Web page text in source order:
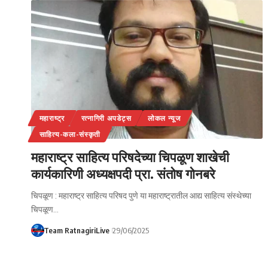
महाराष्ट्र रत्नागिरी अपडेट्स
लोकल न्यूज
साहित्य-कला-संस्कृती
महाराष्ट्र साहित्य परिषदेच्या चिपळूण शाखेची
कार्यकारिणी अध्यक्षपदी प्रा. संतोष गोनबरे
चिपळूण : महाराष्ट्र साहित्य परिषद पुणे या महाराष्ट्रातील आद्य साहित्य संस्थेच्या
चिपळूण…
Team RatnagiriLive 29/06/2025